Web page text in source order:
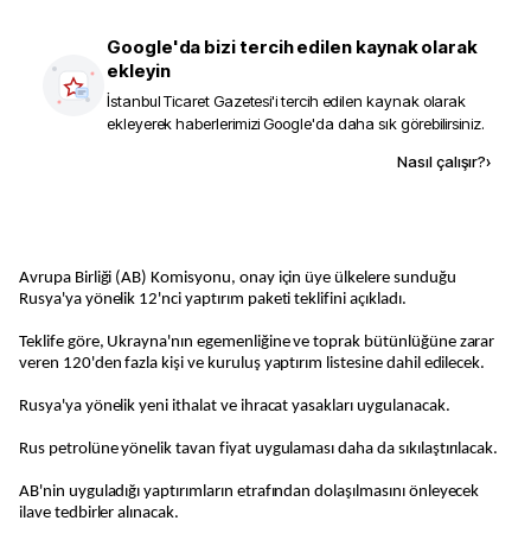
Google'da bizi tercih edilen kaynak olarak
ekleyin
İstanbul Ticaret Gazetesi'i tercih edilen kaynak olarak
ekleyerek haberlerimizi Google'da daha sık görebilirsiniz.
Nasıl çalışır?›
Avrupa Birliği (AB) Komisyonu, onay için üye ülkelere sunduğu
Rusya'ya yönelik 12'nci yaptırım paketi teklifini açıkladı.
Teklife göre, Ukrayna'nın egemenliğine ve toprak bütünlüğüne zarar
veren 120'den fazla kişi ve kuruluş yaptırım listesine dahil edilecek.
Rusya'ya yönelik yeni ithalat ve ihracat yasakları uygulanacak.
Rus petrolüne yönelik tavan fiyat uygulaması daha da sıkılaştırılacak.
AB'nin uyguladığı yaptırımların etrafından dolaşılmasını önleyecek
ilave tedbirler alınacak.